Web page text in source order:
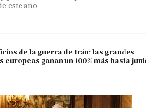
este año
de la guerra de Irán: las grandes
europeas ganan un 100% más hasta